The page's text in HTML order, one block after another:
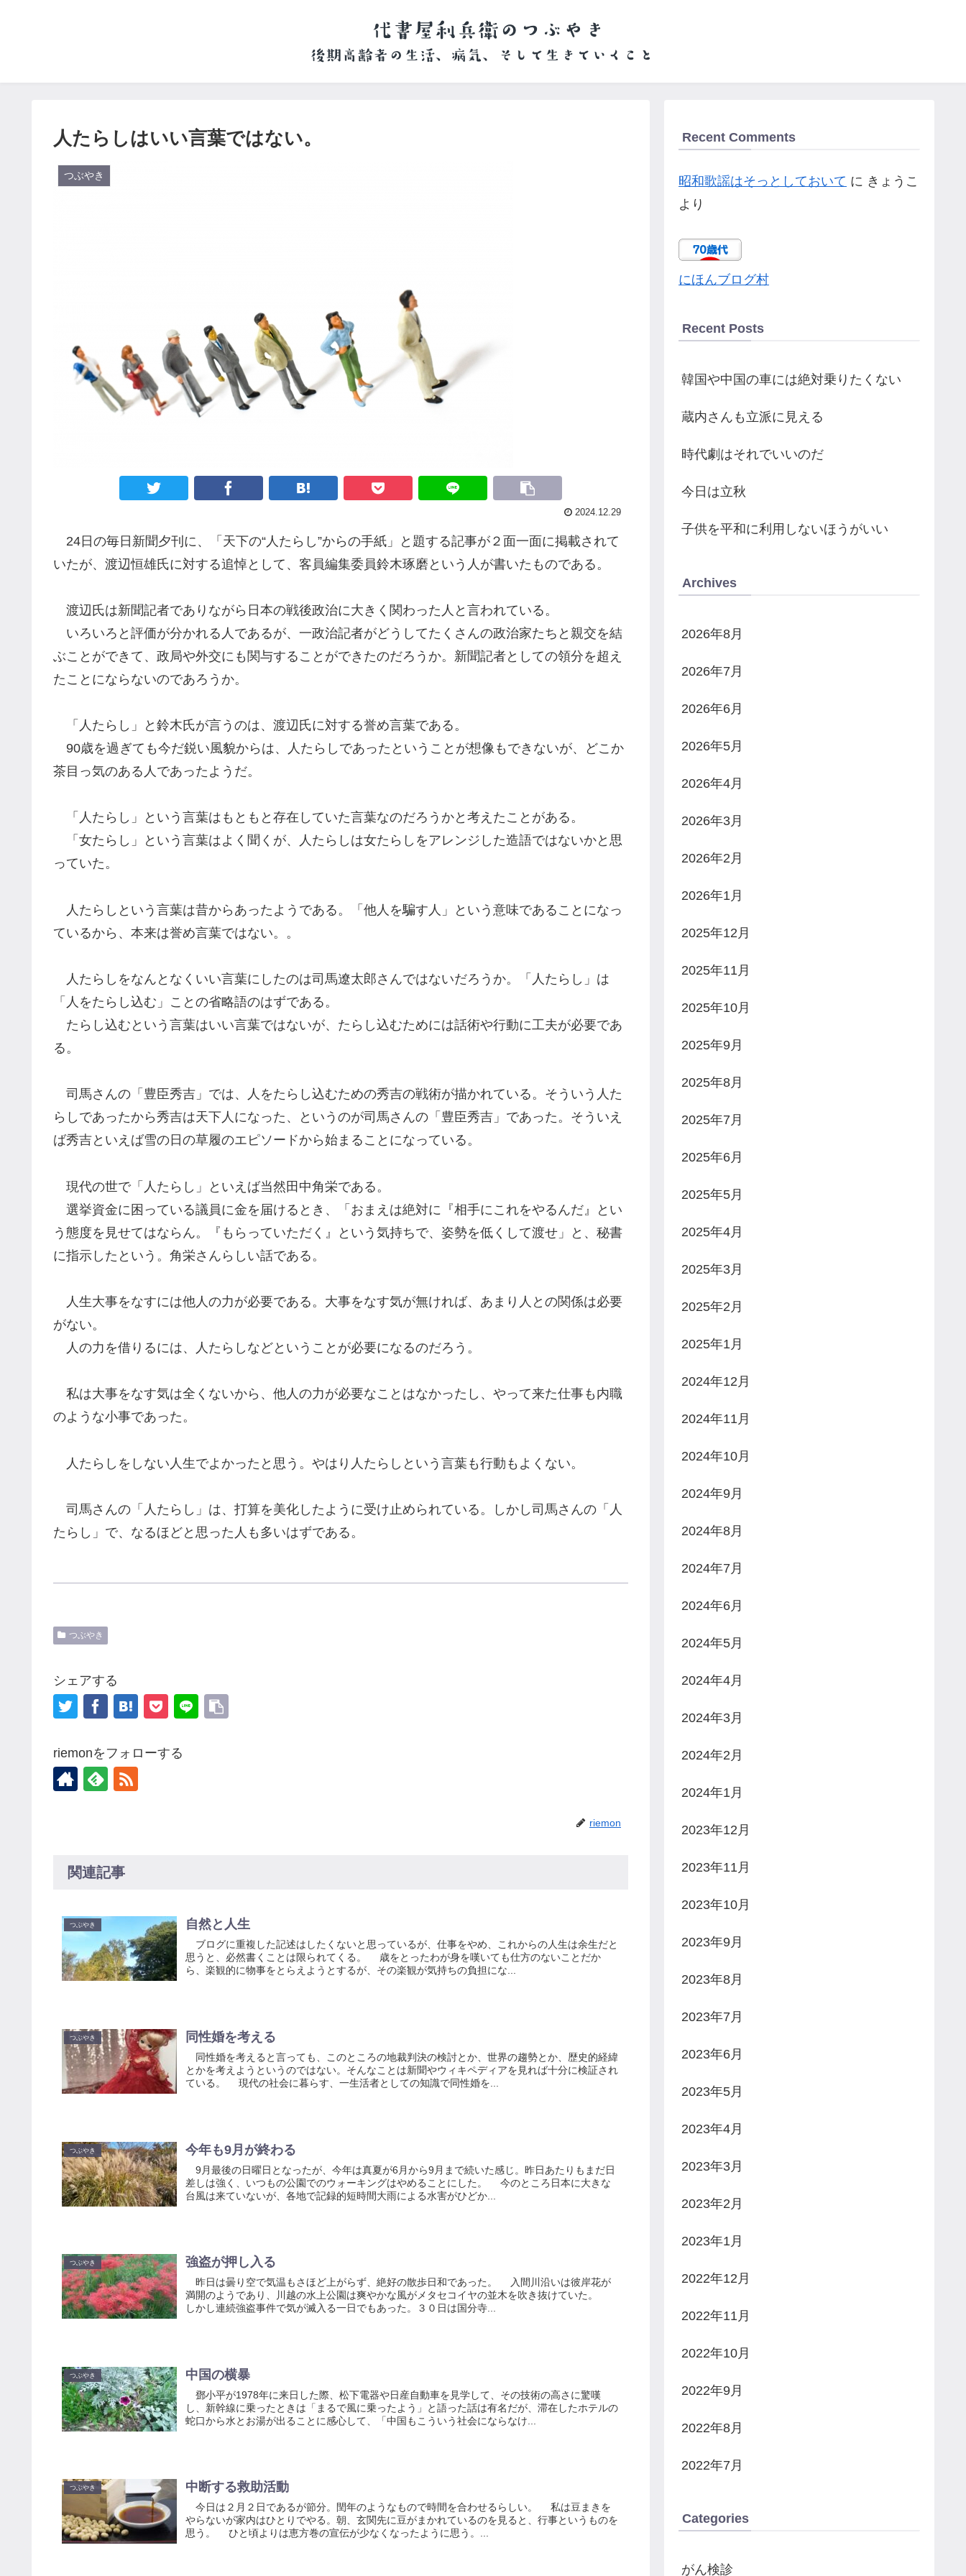
人たらしはいい言葉ではない。
つぶやき
2024.12.29
24日の毎日新聞夕刊に、「天下の“人たらし”からの手紙」と題する記事が２面一面に掲載されて
いたが、渡辺恒雄氏に対する追悼として、客員編集委員鈴木琢磨という人が書いたものである。
渡辺氏は新聞記者でありながら日本の戦後政治に大きく関わった人と言われている。
いろいろと評価が分かれる人であるが、一政治記者がどうしてたくさんの政治家たちと親交を結
ぶことができて、政局や外交にも関与することができたのだろうか。新聞記者としての領分を超え
たことにならないのであろうか。
「人たらし」と鈴木氏が言うのは、渡辺氏に対する誉め言葉である。
90歳を過ぎても今だ鋭い風貌からは、人たらしであったということが想像もできないが、どこか
茶目っ気のある人であったようだ。
「人たらし」という言葉はもともと存在していた言葉なのだろうかと考えたことがある。
「女たらし」という言葉はよく聞くが、人たらしは女たらしをアレンジした造語ではないかと思
っていた。
人たらしという言葉は昔からあったようである。「他人を騙す人」という意味であることになっ
ているから、本来は誉め言葉ではない。。
人たらしをなんとなくいい言葉にしたのは司馬遼太郎さんではないだろうか。「人たらし」は
「人をたらし込む」ことの省略語のはずである。
たらし込むという言葉はいい言葉ではないが、たらし込むためには話術や行動に工夫が必要であ
る。
司馬さんの「豊臣秀吉」では、人をたらし込むための秀吉の戦術が描かれている。そういう人た
らしであったから秀吉は天下人になった、というのが司馬さんの「豊臣秀吉」であった。そういえ
ば秀吉といえば雪の日の草履のエピソードから始まることになっている。
現代の世で「人たらし」といえば当然田中角栄である。
選挙資金に困っている議員に金を届けるとき、「おまえは絶対に『相手にこれをやるんだ』とい
う態度を見せてはならん。『もらっていただく』という気持ちで、姿勢を低くして渡せ」と、秘書
に指示したという。角栄さんらしい話である。
人生大事をなすには他人の力が必要である。大事をなす気が無ければ、あまり人との関係は必要
がない。
人の力を借りるには、人たらしなどということが必要になるのだろう。
私は大事をなす気は全くないから、他人の力が必要なことはなかったし、やって来た仕事も内職
のような小事であった。
人たらしをしない人生でよかったと思う。やはり人たらしという言葉も行動もよくない。
司馬さんの「人たらし」は、打算を美化したように受け止められている。しかし司馬さんの「人
たらし」で、なるほどと思った人も多いはずである。
つぶやき
シェアする
riemonをフォローする
riemon
関連記事
つぶやき 自然と人生
ブログに重複した記述はしたくないと思っているが、仕事をやめ、これからの人生は余生だと
思うと、必然書くことは限られてくる。 歳をとったわが身を嘆いても仕方のないことだか
ら、楽観的に物事をとらえようとするが、その楽観が気持ちの負担にな...
つぶやき 同性婚を考える
同性婚を考えると言っても、このところの地裁判決の検討とか、世界の趨勢とか、歴史的経緯
とかを考えようというのではない。そんなことは新聞やウィキペディアを見れば十分に検証され
ている。 現代の社会に暮らす、一生活者としての知識で同性婚を...
つぶやき 今年も9月が終わる
9月最後の日曜日となったが、今年は真夏が6月から9月まで続いた感じ。昨日あたりもまだ日
差しは強く、いつもの公園でのウォーキングはやめることにした。 今のところ日本に大きな
台風は来ていないが、各地で記録的短時間大雨による水害がひどか...
つぶやき 強盗が押し入る
昨日は曇り空で気温もさほど上がらず、絶好の散歩日和であった。 入間川沿いは彼岸花が
満開のようであり、川越の水上公園は爽やかな風がメタセコイヤの並木を吹き抜けていた。
しかし連続強盗事件で気が滅入る一日でもあった。３０日は国分寺...
つぶやき 中国の横暴
鄧小平が1978年に来日した際、松下電器や日産自動車を見学して、その技術の高さに驚嘆
し、新幹線に乗ったときは「まるで風に乗ったよう」と語った話は有名だが、滞在したホテルの
蛇口から水とお湯が出ることに感心して、「中国もこういう社会にならなけ...
つぶやき 中断する救助活動
今日は２月２日であるが節分。閏年のようなもので時間を合わせるらしい。 私は豆まきを
やらないが家内はひとりでやる。朝、玄関先に豆がまかれているのを見ると、行事というものを
思う。 ひと頃よりは恵方巻の宣伝が少なくなったように思う。...
Recent Comments
昭和歌謡はそっとしておいて に きょうこ
より
にほんブログ村
Recent Posts
韓国や中国の車には絶対乗りたくない
蔵内さんも立派に見える
時代劇はそれでいいのだ
今日は立秋
子供を平和に利用しないほうがいい
Archives
2026年8月
2026年7月
2026年6月
2026年5月
2026年4月
2026年3月
2026年2月
2026年1月
2025年12月
2025年11月
2025年10月
2025年9月
2025年8月
2025年7月
2025年6月
2025年5月
2025年4月
2025年3月
2025年2月
2025年1月
2024年12月
2024年11月
2024年10月
2024年9月
2024年8月
2024年7月
2024年6月
2024年5月
2024年4月
2024年3月
2024年2月
2024年1月
2023年12月
2023年11月
2023年10月
2023年9月
2023年8月
2023年7月
2023年6月
2023年5月
2023年4月
2023年3月
2023年2月
2023年1月
2022年12月
2022年11月
2022年10月
2022年9月
2022年8月
2022年7月
Categories
がん検診